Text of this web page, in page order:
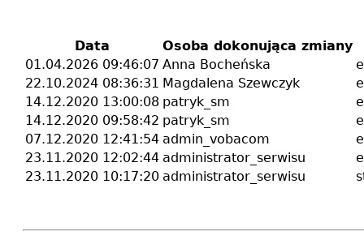
Data
Osoba dokonująca zmiany
01.04.2026 09:46:07 Anna Bocheńska
22.10.2024 08:36:31 Magdalena Szewczyk
14.12.2020 13:00:08 patryk_sm
14.12.2020 09:58:42 patryk_sm
07.12.2020 12:41:54 admin_vobacom
23.11.2020 12:02:44 administrator_serwisu
23.11.2020 10:17:20 administrator_serwisu